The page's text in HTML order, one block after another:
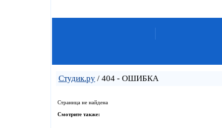
Студик.ру / 404 - ОШИБКА
Страница не найдена
Смотрите также: